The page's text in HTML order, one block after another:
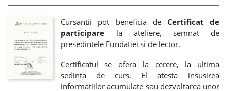
Cursantii pot beneficia de Certificat de
participare la ateliere, semnat de
presedintele Fundatiei si de lector.
Certificatul se ofera la cerere, la ultima
sedinta de curs. El atesta insusirea
informatiilor acumulate sau dezvoltarea unor